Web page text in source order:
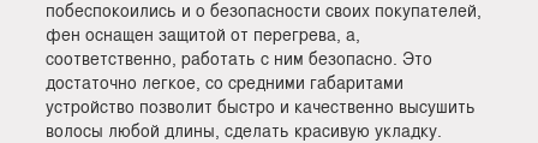
побеспокоились и о безопасности своих покупателей,
фен оснащен защитой от перегрева, а,
соответственно, работать с ним безопасно. Это
достаточно легкое, со средними габаритами
устройство позволит быстро и качественно высушить
волосы любой длины, сделать красивую укладку.